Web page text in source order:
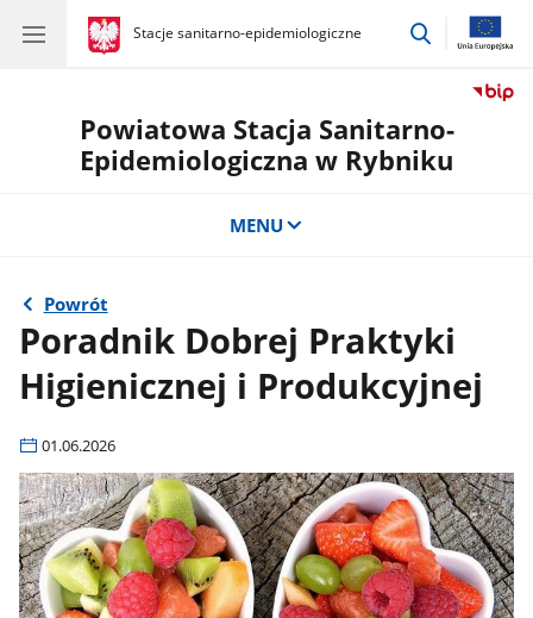
gov.pl
Stacje sanitarno-epidemiologiczne
gov.pl
Stacje
przejdź
Powiatowa Stacja Sanitarno-
Epidemiologiczna w Rybniku
MENU
Powrót
Poradnik Dobrej Praktyki
Higienicznej i Produkcyjnej
01.06.2026